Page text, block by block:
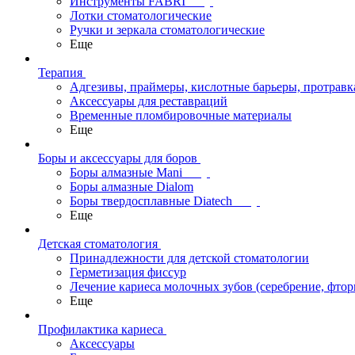
Лотки стоматологические
Ручки и зеркала стоматологические
Еще
Терапия
Адгезивы, праймеры, кислотные барьеры,
Аксессуары для реставраций
Временные пломбировочные материалы
Еще
Боры и аксессуары для боров
Боры алмазные Mani
Боры алмазные Dialom
Боры твердосплавные Diatech
Еще
Детская стоматология
Принадлежности для детской стоматологии
Герметизация фиссур
Лечение кариеса молочных зубов (серебрение,
Еще
Профилактика кариеса
Аксессуары